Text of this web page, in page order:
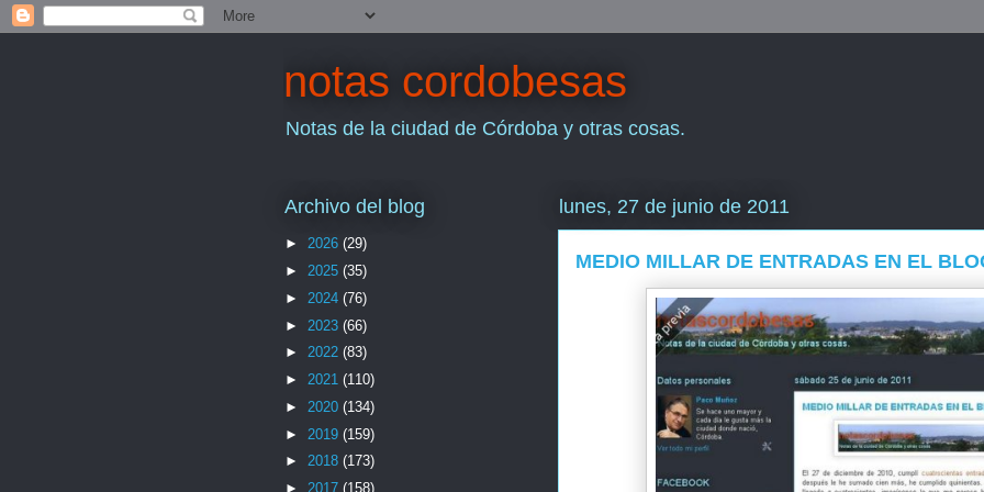
notas cordobesas
Notas de la ciudad de Córdoba y otras cosas.
lunes, 27 de junio de 2011
MEDIO MILLAR DE ENTRADAS EN EL
Archivo del blog
► 2026 (29)
► 2025 (35)
► 2024 (76)
► 2023 (66)
► 2022 (83)
► 2021 (110)
► 2020 (134)
► 2019 (159)
► 2018 (173)
► 2017 (158)